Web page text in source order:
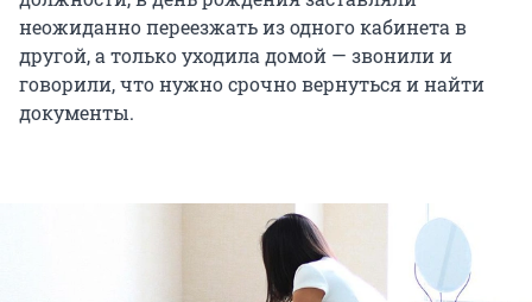
неожиданно переезжать из одного кабинета в
другой, а только уходила домой — звонили и
говорили, что нужно срочно вернуться и найти
документы.